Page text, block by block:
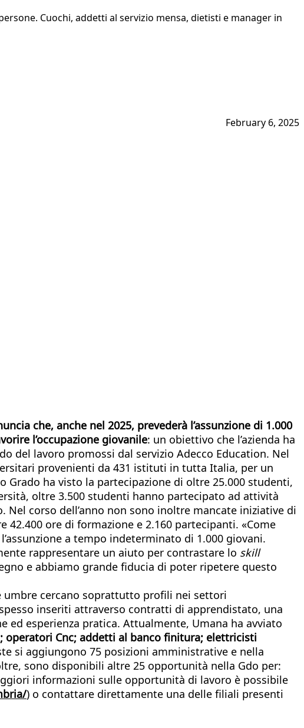
Cuochi, addetti al servizio mensa, dietisti e manager in
February 6, 2025
che, anche nel 2025, prevederà l’assunzione di 1.000
l’occupazione giovanile: un obiettivo che l’azienda ha
del lavoro promossi dal servizio Adecco Education. Nel
provenienti da 431 istituti in tutta Italia, per un
ha visto la partecipazione di oltre 25.000 studenti,
oltre 3.500 studenti hanno partecipato ad attività
corso dell’anno non sono inoltre mancate iniziative di
42.400 ore di formazione e 2.160 partecipanti. «Come
a tempo indeterminato di 1.000 giovani.
rappresentare un aiuto per contrastare lo skill
e abbiamo grande fiducia di poter ripetere questo
umbre cercano soprattutto profili nei settori
inseriti attraverso contratti di apprendistato, una
ed esperienza pratica. Attualmente, Umana ha avviato
operatori Cnc; addetti al banco finitura; elettricisti
si aggiungono 75 posizioni amministrative e nella
sono disponibili altre 25 opportunità nella Gdo per:
informazioni sulle opportunità di lavoro è possibile
) o contattare direttamente una delle filiali presenti